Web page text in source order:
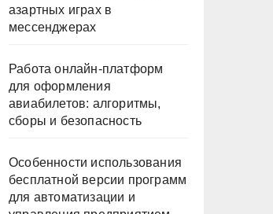
азартных играх в
мессенджерах
Работа онлайн‑платформ
для оформления
авиабилетов: алгоритмы,
сборы и безопасность
Особенности использования
бесплатной версии программ
для автоматизации и